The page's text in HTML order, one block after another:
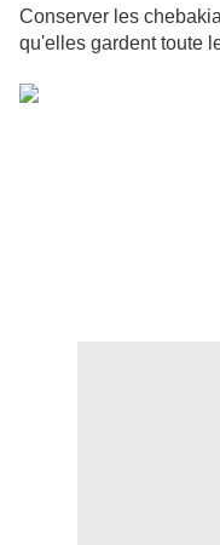
Conserver les
qu'elles gardent toute